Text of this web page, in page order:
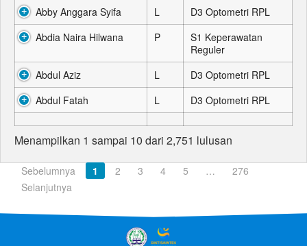
Abby Anggara Syifa
L
D3 Optometri RPL
Abdia Naira Hilwana
P
S1 Keperawatan
Reguler
Abdul Aziz
L
D3 Optometri RPL
Abdul Fatah
L D3 Optometri RPL
Menampilkan 1 sampai 10 dari 2,751 lulusan
Sebelumnya 1 2 3 4 5 …
276
Selanjutnya